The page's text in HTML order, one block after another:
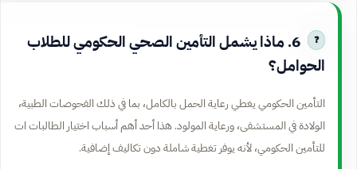
6. ماذا يشمل التأمين الصحي الحكومي للطلاب
الحوامل؟
التأمين الحكومي يغطي رعاية الحمل بالكامل، بما في ذلك الفحوصات الطبية،
الولادة في المستشفى، ورعاية المولود. هذا أحد أهم أسباب اختيار الطالبات ات
للتأمين الحكومي، لأنه يوفر تغطية شاملة دون تكاليف إضافية.